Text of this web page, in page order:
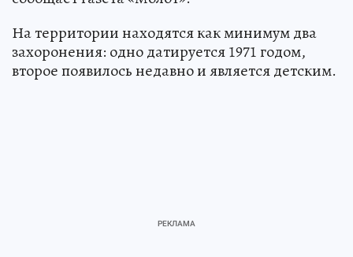
На территории находятся как минимум два
захоронения: одно датируется 1971 годом,
второе появилось недавно и является детским.